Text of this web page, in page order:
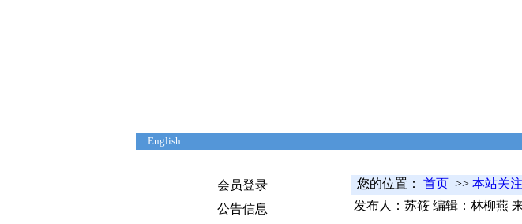
English
会员登录
公告信息
您的位置： 首页 >> 本站关注
发布人：苏筱 编辑：林柳燕